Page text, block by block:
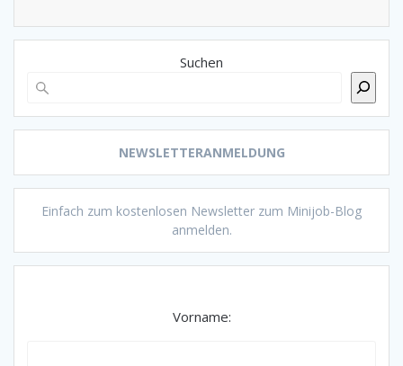
Suchen
NEWSLETTERANMELDUNG
Einfach zum kostenlosen Newsletter zum Minijob-Blog
anmelden.
Vorname: